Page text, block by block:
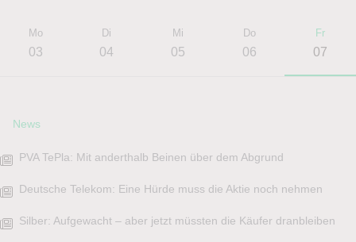
Mo
03
Di
04
Mi
05
Do
06
Fr
07
News
PVA TePla: Mit anderthalb Beinen über dem Abgrund
Deutsche Telekom: Eine Hürde muss die Aktie noch nehmen
Silber: Aufgewacht – aber jetzt müssten die Käufer dranbleiben